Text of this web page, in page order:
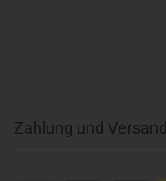
Zahlung und Versand